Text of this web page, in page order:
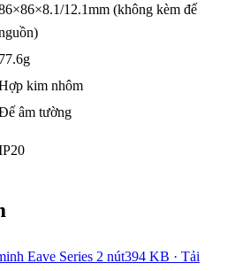
12.1mm (không kèm đế
77.6g
kim nhôm
âm tường
Eave Series 2 nút394 KB · Tải